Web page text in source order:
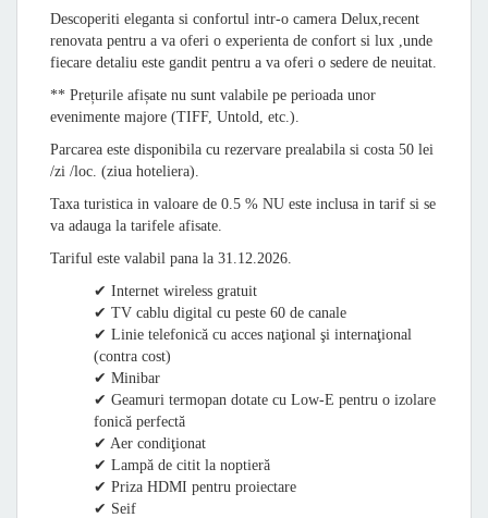
Descoperiti eleganta si confortul intr-o camera Delux,recent
renovata pentru a va oferi o experienta de confort si lux ,unde
fiecare detaliu este gandit pentru a va oferi o sedere de neuitat.
** Prețurile afișate nu sunt valabile pe perioada unor
evenimente majore (TIFF, Untold, etc.).
Parcarea este disponibila cu rezervare prealabila si costa 50 lei
/zi /loc. (ziua hoteliera).
Taxa turistica in valoare de 0.5 % NU este inclusa in tarif si se
va adauga la tarifele afisate.
Tariful este valabil pana la 31.12.2026.
✔ Internet wireless gratuit
✔ TV cablu digital cu peste 60 de canale
✔ Linie telefonică cu acces naţional şi internaţional
(contra cost)
✔ Minibar
✔ Geamuri termopan dotate cu Low-E pentru o izolare
fonică perfectă
✔ Aer condiţionat
✔ Lampă de citit la noptieră
✔ Priza HDMI pentru proiectare
✔ Seif